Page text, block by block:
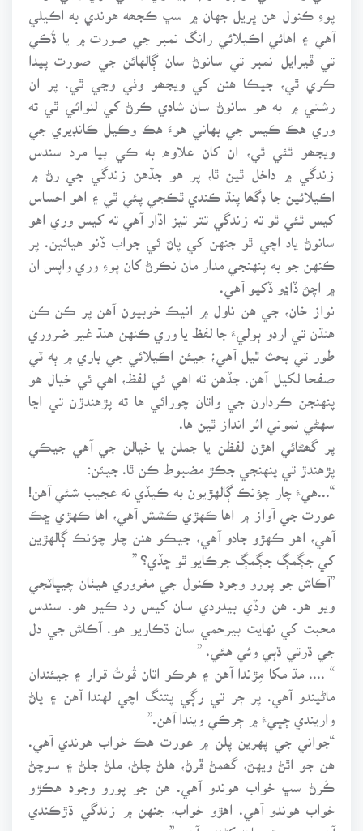
پوءِ ڪنول هن ڀريل جهان ۾ سڀ ڪجھه هوندي به اڪيلي
آهي ۽ اهائي اڪيلائي رانگ نمبر جي صورت ۾ يا ڌُڪي
تي ڦيرايل نمبر تي سانوڻ سان ڳالهائن جي صورت پيدا
ڪري ٿي، جيڪا هنن کي ويجھو وٺي وڃي ٿي. پر ان
رشتي ۾ به هو سانوڻ سان شادي ڪرڻ کي لنوائي ٿي ته
وري هڪ ڪيس جي بهاني هوءَ هڪ وڪيل ڪانڊيري جي
ويجھو ٿئي ٿي، ان کان علاوه به ڪي ٻيا مرد سندس
زندگي ۾ داخل ٿين ٿا، پر هو جڏهن زندگي جي رڻ ۾
اڪيلائين جا ڊگھا پنڌ ڪندي ٿڪجي پئي ٿي ۽ اهو احساس
کيس ٿئي ٿو ته زندگي تتر تيز اڏار آهي ته کيس وري اهو
سانوڻ ياد اچي ٿو جنهن کي پاڻ ئي جواب ڏنو هيائين. پر
ڪنهن جو به پنهنجي مدار مان نڪرڻ کان پوءِ وري واپس ان
۾ اچڻ ڏاڍو ڏکيو آهي.
نواز خان، جي هن ناول ۾ انيڪ خوبيون آهن پر ڪن ڪن
هنڌن تي اردو ٻوليءَ جا لفظ يا وري ڪنهن هنڌ غير ضروري
طور تي بحث ٿيل آهي؛ جيئن اڪيلائي جي باري ۾ ٻه ٽي
صفحا لکيل آهن. جڏهن ته اهي ئي لفظ، اهي ئي خيال هو
پنهنجن ڪردارن جي واتان چورائي ها ته پڙهندڙن تي اڃا
سهڻي نموني اثر انداز ٿين ها.
پر گھڻائي اهڙن لفظن يا جملن يا خيالن جي آهي جيڪي
پڙهندڙ تي پنهنجي جڪڙ مضبوط ڪن ٿا. جيئن:
“...هيءَ چار چؤنڪ ڳالهڙيون به ڪيڏي نه عجيب شئي آهن!
عورت جي آواز ۾ اها ڪهڙي ڪشش آهي، اها ڪهڙي ڇڪ
آهي، اهو ڪهڙو جادو آهي، جيڪو هنن چار چؤنڪ ڳالهڙين
کي جڳمڳ جڳمڳ جرڪايو ٿو ڇڏي؟ ”
”آڪاش جو پورو وجود ڪنول جي مغروري هيٺان چيڀاٽجي
ويو هو. هن وڏي بيدردي سان کيس رد ڪيو هو. سندس
محبت کي نهايت بيرحمي سان ڌڪاريو هو. آڪاش جي دل
جي ڌرتي ڌٻي وئي هئي. ”
“ .... مڌ مکا مِڙندا آهن ۽ هرڪو اتان قُوتُ قرار ۽ جيئندان
ماڻيندو آهي. پر ڄر تي رڳي پتنگ اچي لهندا آهن ۽ پاڻ
واريندي ڄڀيءَ ۾ ڄرڪي ويندا آهن.”
“جواني جي پهرين پلن ۾ عورت هڪ خواب هوندي آهي.
هن جو اٿڻ ويهڻ، گھمڻ ڦرڻ، هلڻ چلڻ، ملڻ جلڻ ۽ سوچڻ
ڪَرڻ سڀ خواب هوندو آهي. هن جو پورو وجود هڪڙو
خواب هوندو آهي. اهڙو خواب، جنهن ۾ زندگي ڌڙڪندي
آهي ۽ محبت ساهه کڻندي آهي.”